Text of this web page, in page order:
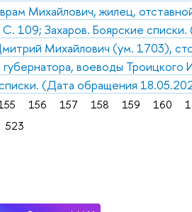
Михайлович, жилец,
109; Захаров. Боярские
Михайлович (ум. 1703),
губернатора, воеводы
(Дата обращения
156 157 158 159 160
523